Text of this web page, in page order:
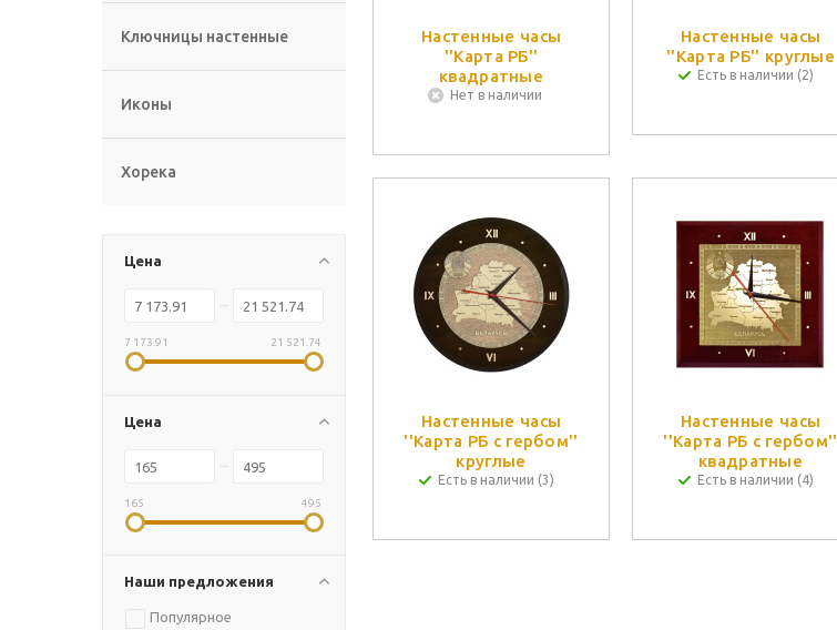
Ключницы настенные
Иконы
Хорека
Цена
7 173.91 21 521.74
Цена
165 495
Наши предложения
Популярное
Настенные часы
''Карта РБ''
квадратные
Нет в наличии
Настенные часы
''Карта РБ'' круглые
Есть в наличии (2)
Настенные часы
''Карта РБ с гербом''
круглые
Есть в наличии (3)
Настенные часы
''Карта РБ с гербом''
квадратные
Есть в наличии (4)